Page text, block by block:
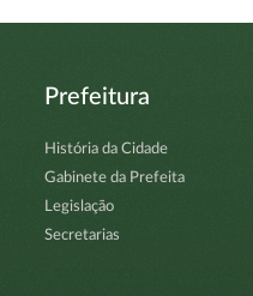
Prefeitura
História da Cidade
Gabinete da Prefeita
Legislação
Secretarias